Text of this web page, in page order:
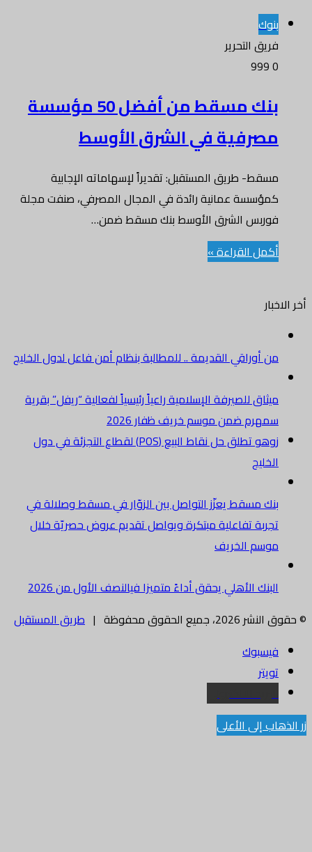
بنوك
فريق التحرير
0
بنك مسقط من أفضل 50 مؤسسة
مصرفية في الشرق الأوسط
مسقط- طريق المستقبل: تقديراً لإسهاماته الإجابية
كمؤسسة عمانية رائدة في المجال المصرفي، صنفت مجلة
فوربس الشرق الأوسط بنك مسقط ضمن…
أكمل القراءة »
أخر الاخبار
من أوراقي القديمة .. للمطالبة بنظام أمن فاعل لدول الخليج
ميثاق للصيرفة الإسلامية راعياً رئيسياً لفعالية “ريفل” بقرية
سمهرم ضمن موسم خريف ظفار 2026
زوهو تطلق حل نقاط البيع (POS) لقطاع التجزئة في دول
الخليج
بنك مسقط يعزّز التواصل بين الزوّار في مسقط وصلالة في
تجربة تفاعلية مبتكرة ويواصل تقديم عروض حصريّة خلال
موسم الخريف
البنك الأهلي يحقق أداءً متميزا فيالنصف الأول من 2026
© حقوق النشر 2026، جميع الحقوق محفوظة |
طريق المستقبل
فيسبوك
تويتر
البريد الالكتروني
زر الذهاب إلى الأعلى